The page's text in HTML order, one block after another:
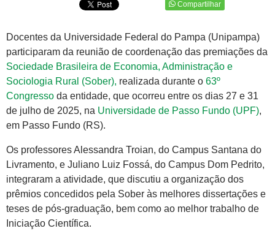
Compartilhar
Docentes da Universidade Federal do Pampa (Unipampa)
participaram da reunião de coordenação das premiações da
Sociedade Brasileira de Economia, Administração e
Sociologia Rural (Sober), realizada durante o 63º
Congresso da entidade, que ocorreu entre os dias 27 e 31
de julho de 2025, na Universidade de Passo Fundo (UPF),
em Passo Fundo (RS).
Os professores Alessandra Troian, do Campus Santana do
Livramento, e Juliano Luiz Fossá, do Campus Dom Pedrito,
integraram a atividade, que discutiu a organização dos
prêmios concedidos pela Sober às melhores dissertações e
teses de pós-graduação, bem como ao melhor trabalho de
Iniciação Científica.